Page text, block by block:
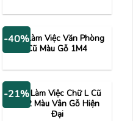
-40%
Bàn Làm Việc Văn Phòng
Cũ Màu Gỗ 1M4
-21%
Bàn Làm Việc Chữ L Cũ
1m2 Màu Vân Gỗ Hiện
Đại